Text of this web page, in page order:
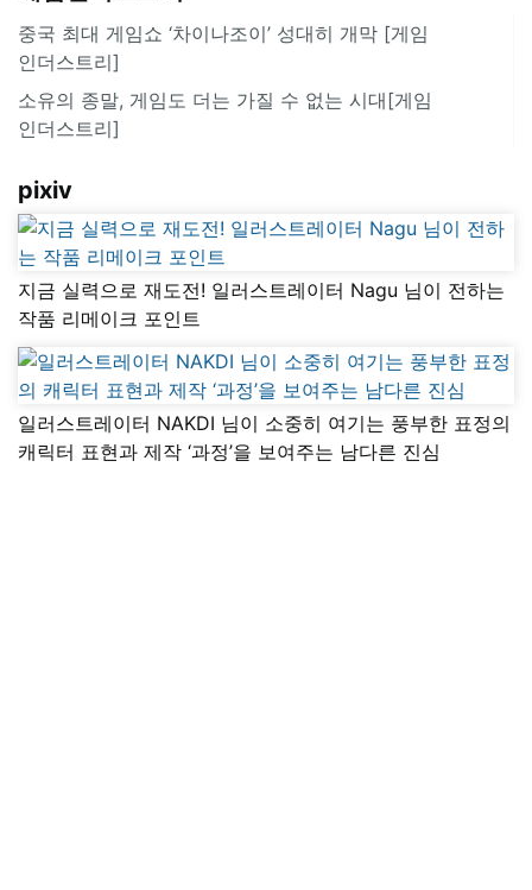
중국 최대 게임쇼 ‘차이나조이’ 성대히 개막 [게임
인더스트리]
소유의 종말, 게임도 더는 가질 수 없는 시대[게임
인더스트리]
pixiv
지금 실력으로 재도전! 일러스트레이터 Nagu 님이 전하는
작품 리메이크 포인트
일러스트레이터 NAKDI 님이 소중히 여기는 풍부한 표정의
캐릭터 표현과 제작 ‘과정’을 보여주는 남다른 진심